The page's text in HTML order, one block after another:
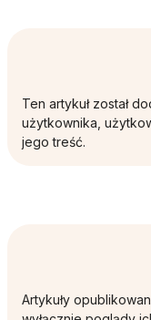
Ten artykuł został
użytkownika,
jego treść.
Artykuły